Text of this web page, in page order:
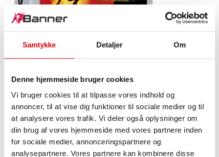
Samtykke Detaljer Om
Denne hjemmeside bruger cookies
Vi bruger cookies til at tilpasse vores indhold og
annoncer, til at vise dig funktioner til sociale medier og til
at analysere vores trafik. Vi deler også oplysninger om
din brug af vores hjemmeside med vores partnere inden
for sociale medier, annonceringspartnere og
analysepartnere. Vores partnere kan kombinere disse
Buffalo Bull SLI
Banner-mærkekvalitetens udstillingsstykke. Originalkvalitet
til eftermontering.
PRODUKTOPLYSNINGER >